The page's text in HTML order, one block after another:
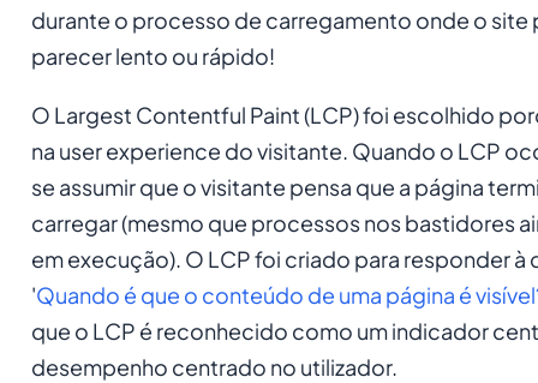
durante o processo de carregamento onde o site
parecer lento ou rápido!
O Largest Contentful Paint (LCP) foi escolhido
na user experience do visitante. Quando o LCP
se assumir que o visitante pensa que a página
carregar (mesmo que processos nos bastidores
em execução). O LCP foi criado para responder à
'Quando é que o conteúdo de uma página é
que o LCP é reconhecido como um indicador
desempenho centrado no utilizador.